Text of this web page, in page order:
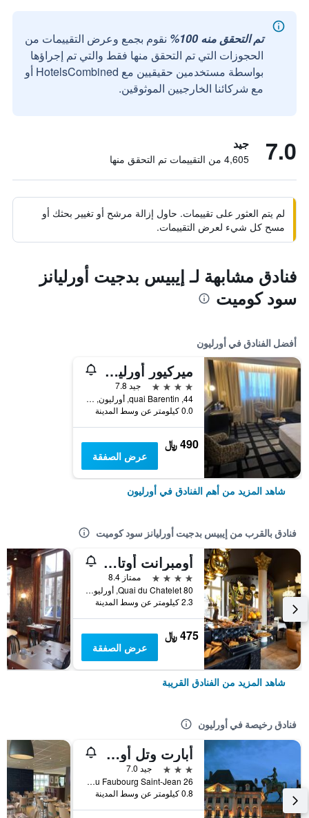
تم التحقق منه 100%
نقوم بجمع وعرض التقييمات من
الحجوزات التي تم التحقق منها فقط والتي تم إجراؤها
بواسطة مستخدمين حقيقيين مع HotelsCombined أو
مع شركائنا الخارجيين الموثوقين.
7.0 جيد
4,605 من التقييمات تم التحقق منها
لم يتم العثور على تقييمات. حاول إزالة مرشح أو تغيير بحثك أو
مسح كل شيء لعرض التقييمات.
فنادق مشابهة لـ إيبيس بدجيت أورليانز
سود كوميت
أفضل الفنادق في أورليون
ميركيور أورليانز سنتر
4 نجوم
جيد 7.8
44, quai Barentin, أورليون, إقليم لواريت, فرنسا
0.0 كيلومتر عن وسط المدينة
490 ﷼
عرض الصفقة
شاهد المزيد من أهم الفنادق في أورليون
فنادق بالقرب من إيبيس بدجيت أورليانز سود كوميت
أومبرانت أوتال إيه سبا
4 نجوم
ممتاز 8.4
80 Quai du Chatelet, أورليون, إقليم لواريت, فرنسا
2.3 كيلومتر عن وسط المدينة
475 ﷼
عرض الصفقة
شاهد المزيد من الفنادق القريبة
فنادق رخيصة في أورليون
أبارت وتل أوداليز سيتي - أورليانز سنتر
3 نجوم
جيد 7.0
26 Rue du Faubourg Saint-Jean, أورليون, إقليم لواريت, فرنسا
0.8 كيلومتر عن وسط المدينة